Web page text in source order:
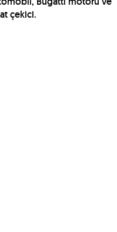
çekici.